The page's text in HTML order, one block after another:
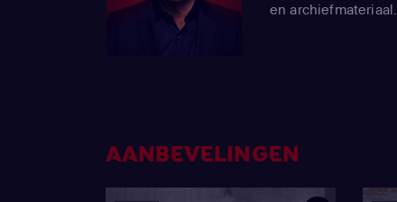
en archiefmateriaal.
AANBEVELINGEN